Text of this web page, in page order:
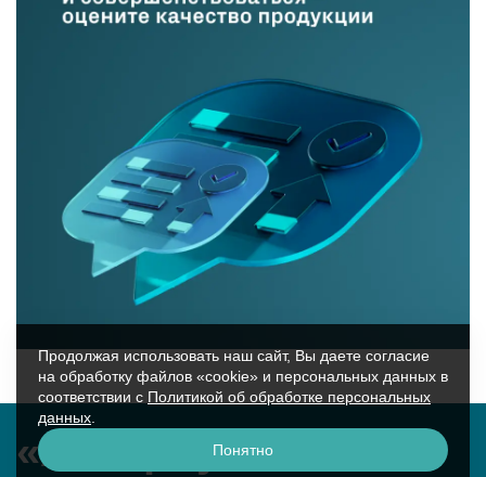
«Аквариус»
Продолжая использовать наш сайт, Вы даете согласие
на обработку файлов «cookie» и персональных данных в
соответствии с Политикой об обработке персональных
данных
Понятно